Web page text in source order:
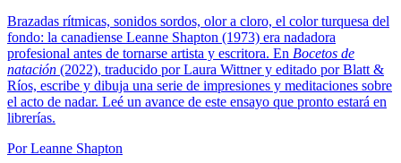
Brazadas rítmicas, sonidos sordos, olor a cloro, el color turquesa del
fondo: la canadiense Leanne Shapton (1973) era nadadora
profesional antes de tornarse artista y escritora. En Bocetos de
natación (2022), traducido por Laura Wittner y editado por Blatt &
Ríos, escribe y dibuja una serie de impresiones y meditaciones sobre
el acto de nadar. Leé un avance de este ensayo que pronto estará en
librerías.
Por Leanne Shapton